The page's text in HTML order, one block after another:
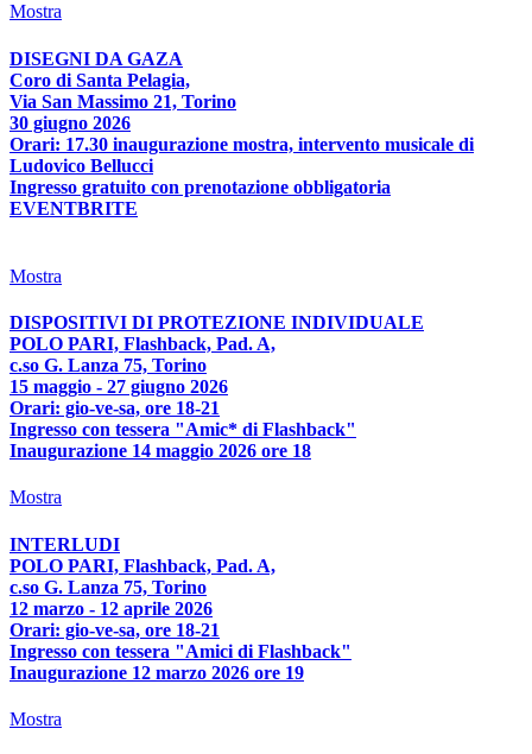
Mostra
DISEGNI DA GAZA
Coro di Santa Pelagia,
Via San Massimo 21, Torino
30 giugno 2026
Orari: 17.30 inaugurazione mostra, intervento musicale di
Ludovico Bellucci
Ingresso gratuito con prenotazione obbligatoria
EVENTBRITE
Mostra
DISPOSITIVI DI PROTEZIONE INDIVIDUALE
POLO PARI, Flashback, Pad. A,
c.so G. Lanza 75, Torino
15 maggio - 27 giugno 2026
Orari: gio-ve-sa, ore 18-21
Ingresso con tessera "Amic* di Flashback"
Inaugurazione 14 maggio 2026 ore 18
Mostra
INTERLUDI
POLO PARI, Flashback, Pad. A,
c.so G. Lanza 75, Torino
12 marzo - 12 aprile 2026
Orari: gio-ve-sa, ore 18-21
Ingresso con tessera "Amici di Flashback"
Inaugurazione 12 marzo 2026 ore 19
Mostra